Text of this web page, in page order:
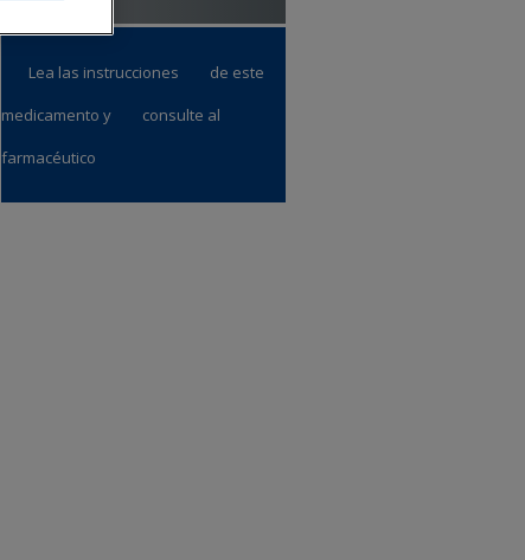
Lea las instrucciones
de este
medicamento y
consulte al
farmacéutico